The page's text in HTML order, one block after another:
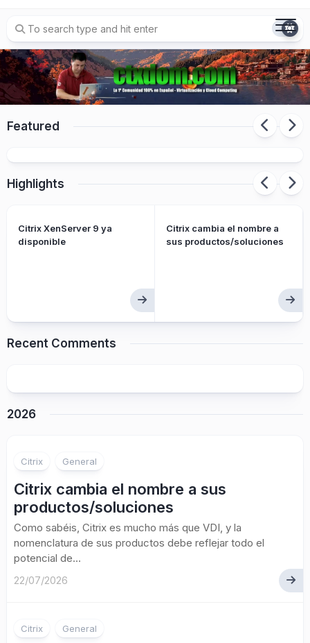
content
Featured
Citrix cambia el nombre a sus
Highlights
Citrix XenServer 9 ya
disponible
Citrix cambia el nombre a
sus productos/soluciones
Recent Comments
2026
Citrix General
Citrix cambia el nombre a sus
productos/soluciones
Como sabéis, Citrix es mucho más que VDI, y la
nomenclatura de sus productos debe reflejar todo el
potencial de...
22/07/2026
Citrix General